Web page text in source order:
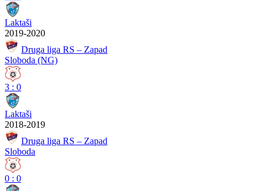
Laktaši
2019-2020
Druga liga RS – Zapad
Sloboda (NG)
3 : 0
Laktaši
2018-2019
Druga liga RS – Zapad
Sloboda
0 : 0